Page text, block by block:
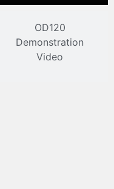
OD120
Demonstration
Video